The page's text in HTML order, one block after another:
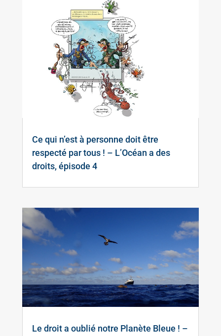
Ce qui n’est à personne doit être
respecté par tous ! – L’Océan a des
droits, épisode 4
Le droit a oublié notre Planète Bleue ! –